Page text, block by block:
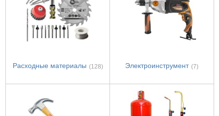
Расходные материалы (128) Электроинструмент (7)